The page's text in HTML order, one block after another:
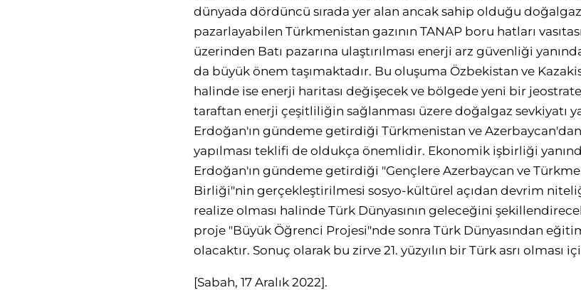
dünyada dördüncü sırada yer alan ancak sahip olduğu
pazarlayabilen Türkmenistan gazının TANAP boru hatları
üzerinden Batı pazarına ulaştırılması enerji arz güvenliği
da büyük önem taşımaktadır. Bu oluşuma Özbekistan ve
halinde ise enerji haritası değişecek ve bölgede yeni bir
taraftan enerji çeşitliliğin sağlanması üzere doğalgaz sevkiyatı
Erdoğan'ın gündeme getirdiği Türkmenistan ve
yapılması teklifi de oldukça önemlidir. Ekonomik işbirliği
Erdoğan'ın gündeme getirdiği "Gençlere Azerbaycan ve
Birliği"nin gerçekleştirilmesi sosyo-kültürel açıdan devrim
realize olması halinde Türk Dünyasının geleceğini
proje "Büyük Öğrenci Projesi"nde sonra Türk Dünyasından
olacaktır. Sonuç olarak bu zirve 21. yüzyılın bir Türk asrı olması
[Sabah, 17 Aralık 2022].